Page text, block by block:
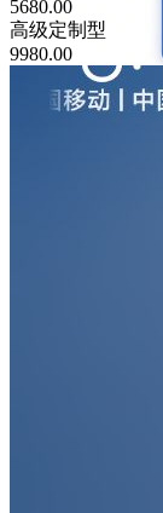
5680.00
高级定制型
9980.00